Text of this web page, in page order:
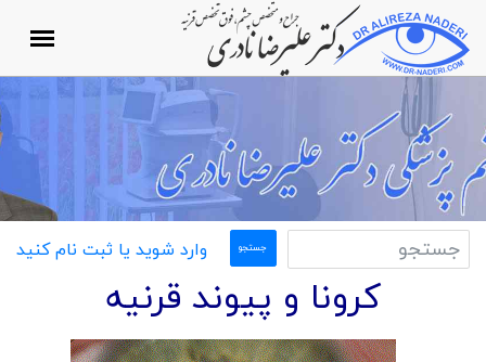
وارد شوید یا ثبت نام کنید
کرونا و پیوند قرنیه